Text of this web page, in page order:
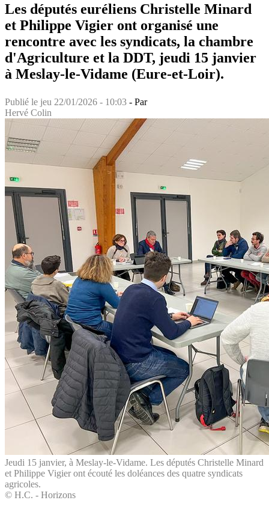
Les députés euréliens Christelle Minard
et Philippe Vigier ont organisé une
rencontre avec les syndicats, la chambre
d'Agriculture et la DDT, jeudi 15 janvier
à Meslay-le-Vidame (Eure-et-Loir).
Publié le jeu 22/01/2026 - 10:03 - Par
Hervé Colin
Jeudi 15 janvier, à Meslay-le-Vidame. Les députés Christelle Minard
et Philippe Vigier ont écouté les doléances des quatre syndicats
agricoles.
© H.C. - Horizons